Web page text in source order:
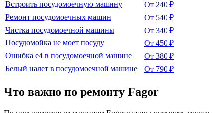
Встроить посудомоечную машину
От 240 ₽
Ремонт посудомоечных машин
От 540 ₽
Чистка посудомоечной машины
От 340 ₽
Посудомойка не моет посуду
От 450 ₽
Ошибка е4 в посудомоечной машине
От 380 ₽
Белый налет в посудомоечной машине
От 790 ₽
Что важно по ремонту Fagor